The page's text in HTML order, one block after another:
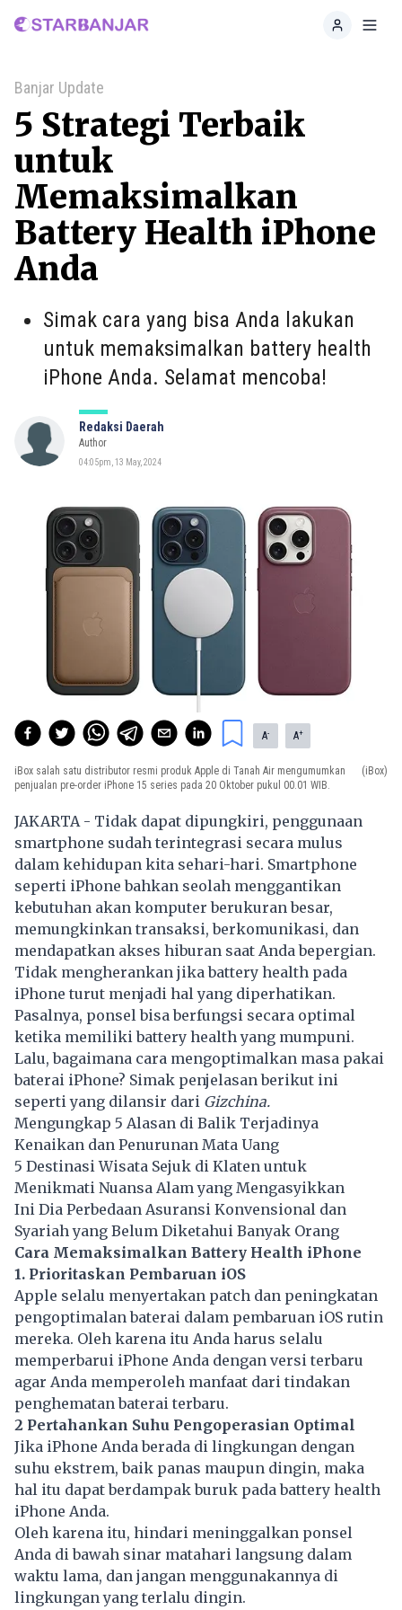
Home
Banjar Update
5 Strategi Terbaik
untuk
Memaksimalkan
Battery Health iPhone
Anda
Simak cara yang bisa Anda lakukan
untuk memaksimalkan battery health
iPhone Anda. Selamat mencoba!
Redaksi Daerah
Author
04:05pm, 13 May, 2024
A- A+
iBox salah satu distributor resmi produk Apple di Tanah Air mengumumkan
penjualan pre-order iPhone 15 series pada 20 Oktober pukul 00.01 WIB.
(iBox)
JAKARTA - Tidak dapat dipungkiri, penggunaan
smartphone sudah terintegrasi secara mulus
dalam kehidupan kita sehari-hari. Smartphone
seperti iPhone bahkan seolah menggantikan
kebutuhan akan komputer berukuran besar,
memungkinkan transaksi, berkomunikasi, dan
mendapatkan akses hiburan saat Anda bepergian.
Tidak mengherankan jika battery health pada
iPhone turut menjadi hal yang diperhatikan.
Pasalnya, ponsel bisa berfungsi secara optimal
ketika memiliki battery health yang mumpuni.
Lalu, bagaimana cara mengoptimalkan masa pakai
baterai iPhone? Simak penjelasan berikut ini
seperti yang dilansir dari Gizchina.
Mengungkap 5 Alasan di Balik Terjadinya
Kenaikan dan Penurunan Mata Uang
5 Destinasi Wisata Sejuk di Klaten untuk
Menikmati Nuansa Alam yang Mengasyikkan
Ini Dia Perbedaan Asuransi Konvensional dan
Syariah yang Belum Diketahui Banyak Orang
Cara Memaksimalkan Battery Health iPhone
1. Prioritaskan Pembaruan iOS
Apple selalu menyertakan patch dan peningkatan
pengoptimalan baterai dalam pembaruan iOS rutin
mereka. Oleh karena itu Anda harus selalu
memperbarui iPhone Anda dengan versi terbaru
agar Anda memperoleh manfaat dari tindakan
penghematan baterai terbaru.
2 Pertahankan Suhu Pengoperasian Optimal
Jika iPhone Anda berada di lingkungan dengan
suhu ekstrem, baik panas maupun dingin, maka
hal itu dapat berdampak buruk pada battery health
iPhone Anda.
Oleh karena itu, hindari meninggalkan ponsel
Anda di bawah sinar matahari langsung dalam
waktu lama, dan jangan menggunakannya di
lingkungan yang terlalu dingin.